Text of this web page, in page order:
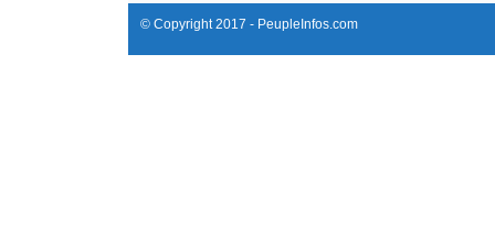
© Copyright 2017 - PeupleInfos.com